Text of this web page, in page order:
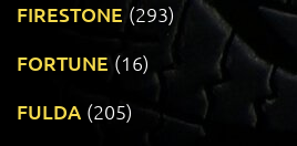
FIRESTONE (293)
FORTUNE (16)
FULDA (205)